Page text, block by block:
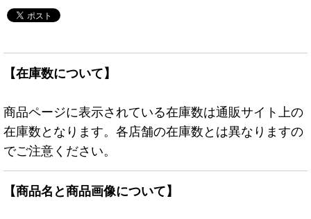
【在庫数について】
商品ページに表示されている在庫数は通販サイト上の
在庫数となります。各店舗の在庫数とは異なりますの
でご注意ください。
【商品名と商品画像について】